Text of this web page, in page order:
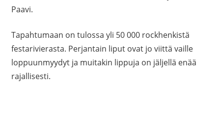
Paavi.
Tapahtumaan on tulossa yli 50 000 rockhenkistä
festarivierasta. Perjantain liput ovat jo viittä vaille
loppuunmyydyt ja muitakin lippuja on jäljellä enää
rajallisesti.